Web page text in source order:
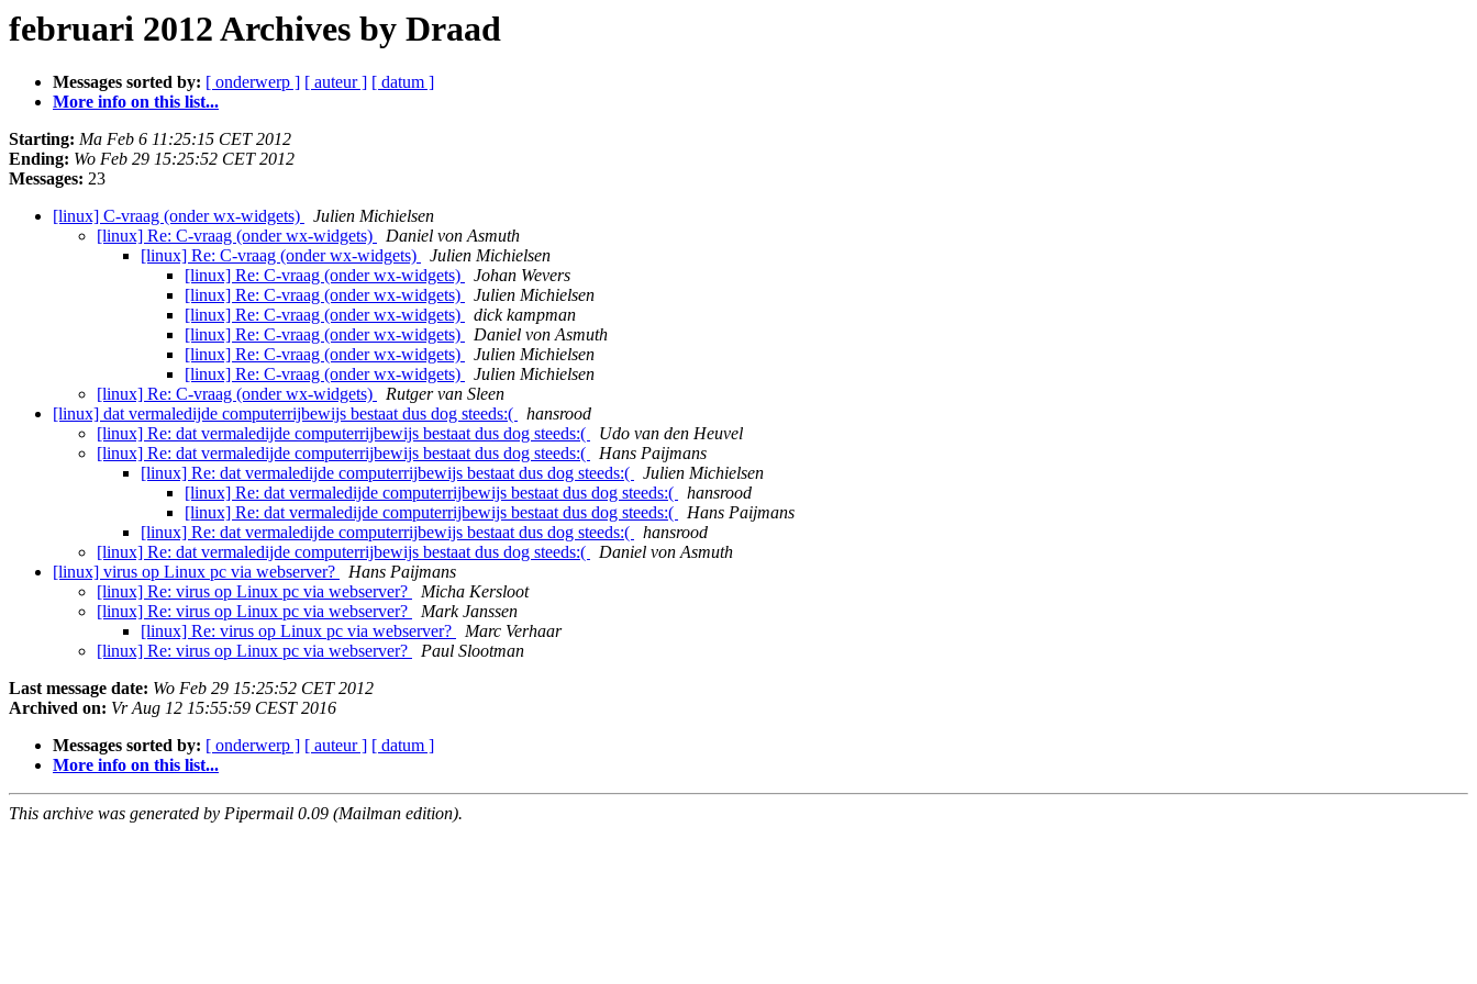
februari 2012 Archives by Draad
Messages sorted by: [ onderwerp ] [ auteur ] [ datum ]
More info on this list...
Starting: Ma Feb 6 11:25:15 CET 2012
Ending: Wo Feb 29 15:25:52 CET 2012
Messages: 23
[linux] C-vraag (onder wx-widgets)
Julien Michielsen
[linux] Re: C-vraag (onder wx-widgets)
Daniel von Asmuth
[linux] Re: C-vraag (onder wx-widgets)
Julien Michielsen
[linux] Re: C-vraag (onder wx-widgets)
Johan Wevers
[linux] Re: C-vraag (onder wx-widgets)
Julien Michielsen
[linux] Re: C-vraag (onder wx-widgets)
dick kampman
[linux] Re: C-vraag (onder wx-widgets)
Daniel von Asmuth
[linux] Re: C-vraag (onder wx-widgets)
Julien Michielsen
[linux] Re: C-vraag (onder wx-widgets)
Julien Michielsen
[linux] Re: C-vraag (onder wx-widgets)
Rutger van Sleen
[linux] dat vermaledijde computerrijbewijs bestaat dus dog steeds:(
hansrood
[linux] Re: dat vermaledijde computerrijbewijs bestaat dus dog steeds:(
Udo van den Heuvel
[linux] Re: dat vermaledijde computerrijbewijs bestaat dus dog steeds:(
Hans Paijmans
[linux] Re: dat vermaledijde computerrijbewijs bestaat dus dog steeds:(
Julien Michielsen
[linux] Re: dat vermaledijde computerrijbewijs bestaat dus dog steeds:(
hansrood
[linux] Re: dat vermaledijde computerrijbewijs bestaat dus dog steeds:(
Hans Paijmans
[linux] Re: dat vermaledijde computerrijbewijs bestaat dus dog steeds:(
hansrood
[linux] Re: dat vermaledijde computerrijbewijs bestaat dus dog steeds:(
Daniel von Asmuth
[linux] virus op Linux pc via webserver?
Hans Paijmans
[linux] Re: virus op Linux pc via webserver?
Micha Kersloot
[linux] Re: virus op Linux pc via webserver?
Mark Janssen
[linux] Re: virus op Linux pc via webserver?
Marc Verhaar
[linux] Re: virus op Linux pc via webserver?
Paul Slootman
Last message date: Wo Feb 29 15:25:52 CET 2012
Archived on: Vr Aug 12 15:55:59 CEST 2016
Messages sorted by: [ onderwerp ] [ auteur ] [ datum ]
More info on this list...
This archive was generated by Pipermail 0.09 (Mailman edition).